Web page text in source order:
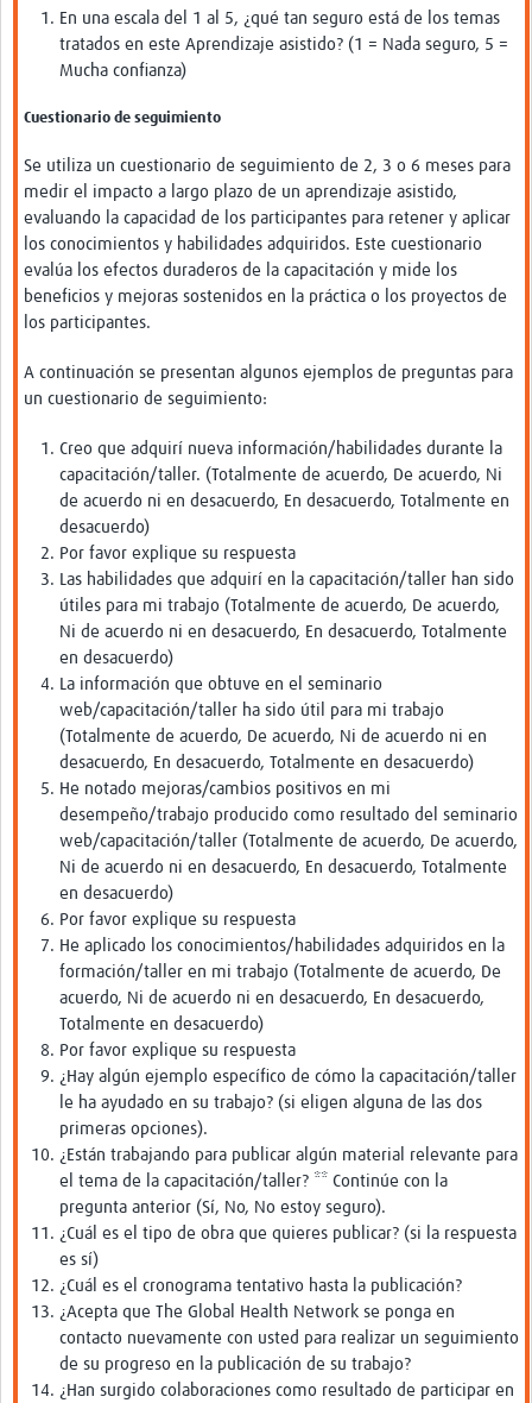
En una escala del 1 al 5, ¿qué tan seguro está de los temas
tratados en este Aprendizaje asistido? (1 = Nada seguro, 5 =
Mucha confianza)
Cuestionario de seguimiento
Se utiliza un cuestionario de seguimiento de 2, 3 o 6 meses para
medir el impacto a largo plazo de un aprendizaje asistido,
evaluando la capacidad de los participantes para retener y aplicar
los conocimientos y habilidades adquiridos. Este cuestionario
evalúa los efectos duraderos de la capacitación y mide los
beneficios y mejoras sostenidos en la práctica o los proyectos de
los participantes.
A continuación se presentan algunos ejemplos de preguntas para
un cuestionario de seguimiento:
Creo que adquirí nueva información/habilidades durante la
capacitación/taller. (Totalmente de acuerdo, De acuerdo, Ni
de acuerdo ni en desacuerdo, En desacuerdo, Totalmente en
desacuerdo)
Por favor explique su respuesta
Las habilidades que adquirí en la capacitación/taller han sido
útiles para mi trabajo (Totalmente de acuerdo, De acuerdo,
Ni de acuerdo ni en desacuerdo, En desacuerdo, Totalmente
en desacuerdo)
La información que obtuve en el seminario
web/capacitación/taller ha sido útil para mi trabajo
(Totalmente de acuerdo, De acuerdo, Ni de acuerdo ni en
desacuerdo, En desacuerdo, Totalmente en desacuerdo)
He notado mejoras/cambios positivos en mi
desempeño/trabajo producido como resultado del seminario
web/capacitación/taller (Totalmente de acuerdo, De acuerdo,
Ni de acuerdo ni en desacuerdo, En desacuerdo, Totalmente
en desacuerdo)
Por favor explique su respuesta
He aplicado los conocimientos/habilidades adquiridos en la
formación/taller en mi trabajo (Totalmente de acuerdo, De
acuerdo, Ni de acuerdo ni en desacuerdo, En desacuerdo,
Totalmente en desacuerdo)
Por favor explique su respuesta
¿Hay algún ejemplo específico de cómo la capacitación/taller
le ha ayudado en su trabajo? (si eligen alguna de las dos
primeras opciones).
¿Están trabajando para publicar algún material relevante para
el tema de la capacitación/taller? ** Continúe con la
pregunta anterior (Sí, No, No estoy seguro).
¿Cuál es el tipo de obra que quieres publicar? (si la respuesta
es sí)
¿Cuál es el cronograma tentativo hasta la publicación?
¿Acepta que The Global Health Network se ponga en
contacto nuevamente con usted para realizar un seguimiento
de su progreso en la publicación de su trabajo?
¿Han surgido colaboraciones como resultado de participar en